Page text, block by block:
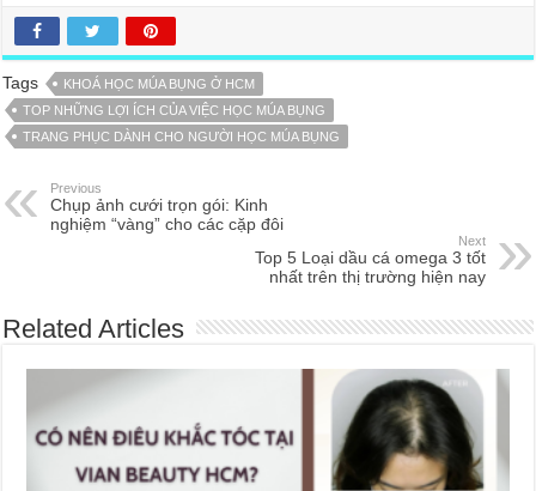
Tags
KHOÁ HỌC MÚA BỤNG Ở HCM
TOP NHỮNG LỢI ÍCH CỦA VIỆC HỌC MÚA BỤNG
TRANG PHỤC DÀNH CHO NGƯỜI HỌC MÚA BỤNG
Previous
Chụp ảnh cưới trọn gói: Kinh
nghiệm “vàng” cho các cặp đôi
Next
Top 5 Loại dầu cá omega 3 tốt
nhất trên thị trường hiện nay
Related Articles